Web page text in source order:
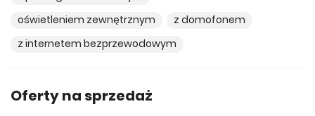
oświetleniem zewnętrznym
z domofonem
z internetem bezprzewodowym
Oferty na sprzedaż